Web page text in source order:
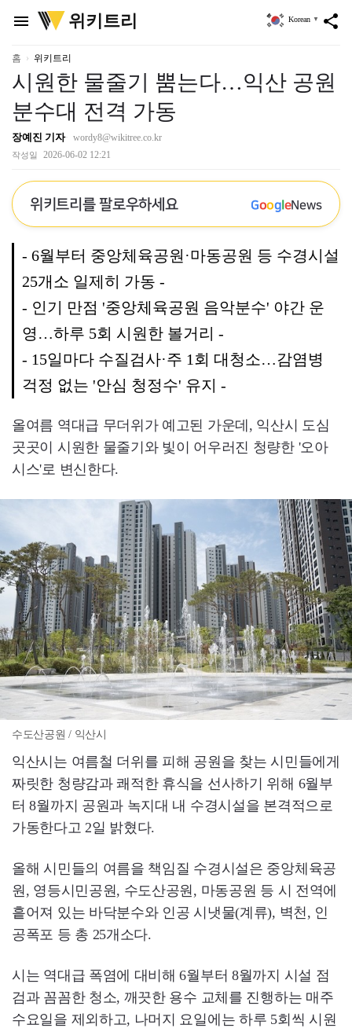
menu
위
키
리
위키트리 share
Korean ▼
홈 위키트리
시원한 물줄기 뿜는다…익산 공원
분수대 전격 가동
장예진 기자 wordy8@wikitree.co.kr
작성일 2026-06-02 12:21
위키트리를 팔로우하세요 GoogleNews
- 6월부터 중앙체육공원·마동공원 등 수경시설
25개소 일제히 가동 -
- 인기 만점 '중앙체육공원 음악분수' 야간 운
영…하루 5회 시원한 볼거리 -
- 15일마다 수질검사·주 1회 대청소…감염병
걱정 없는 '안심 청정수' 유지 -
올여름 역대급 무더위가 예고된 가운데, 익산시 도심
곳곳이 시원한 물줄기와 빛이 어우러진 청량한 '오아
시스'로 변신한다.
수도산공원 / 익산시
익산시는 여름철 더위를 피해 공원을 찾는 시민들에게
짜릿한 청량감과 쾌적한 휴식을 선사하기 위해 6월부
터 8월까지 공원과 녹지대 내 수경시설을 본격적으로
가동한다고 2일 밝혔다.
올해 시민들의 여름을 책임질 수경시설은 중앙체육공
원, 영등시민공원, 수도산공원, 마동공원 등 시 전역에
흩어져 있는 바닥분수와 인공 시냇물(계류), 벽천, 인
공폭포 등 총 25개소다.
시는 역대급 폭염에 대비해 6월부터 8월까지 시설 점
검과 꼼꼼한 청소, 깨끗한 용수 교체를 진행하는 매주
수요일을 제외하고, 나머지 요일에는 하루 5회씩 시원